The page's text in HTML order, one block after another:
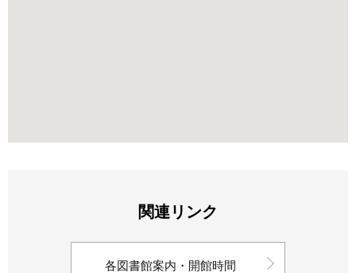
関連リンク
各図書館案内・開館時間